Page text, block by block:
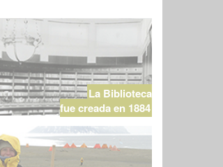
La Biblioteca
fue creada en 1884